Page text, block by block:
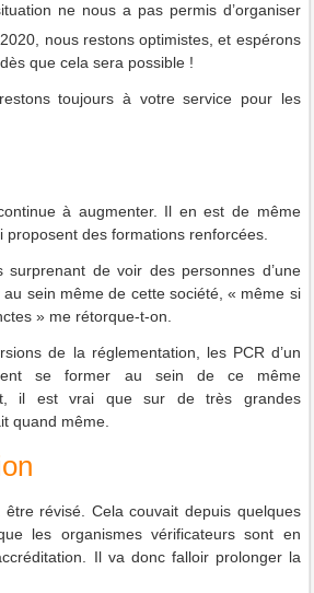
ne nous a pas permis d’organiser
nous restons optimistes, et espérons
que cela sera possible !
toujours à votre service pour les
à augmenter. Il en est de même
proposent des formations renforcées.
surprenant de voir des personnes d’une
sein même de cette société, « même si
» me rétorque-t-on.
de la réglementation, les PCR d’un
se former au sein de ce même
il est vrai que sur de très grandes
quand même.
révisé. Cela couvait depuis quelques
les organismes vérificateurs sont en
Il va donc falloir prolonger la